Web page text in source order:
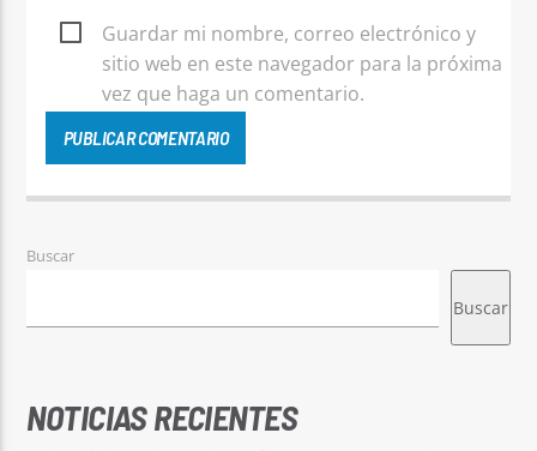
Guardar mi nombre, correo electrónico y
sitio web en este navegador para la próxima
vez que haga un comentario.
Buscar
Buscar
NOTICIAS RECIENTES